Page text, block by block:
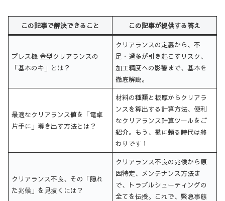
この記事で解決できること この記事が提供する答え
プレス機 金型クリアランスの
「基本のキ」とは？
クリアランスの定義から、不
足・過多が引き起こすリスク、
加工精度への影響まで、基本を
徹底解説。
最適なクリアランス値を「電卓
片手に」導き出す方法とは？
材料の種類と板厚からクリアラ
ンスを算出する計算方法、便利
なクリアランス計算ツールをご
紹介。もう、勘に頼る時代は終
わりです！
クリアランス不良、その「隠れ
た兆候」を見抜くには？
クリアランス不良の兆候から原
因特定、メンテナンス方法ま
で、トラブルシューティングの
全てを伝授。これで、緊急事態